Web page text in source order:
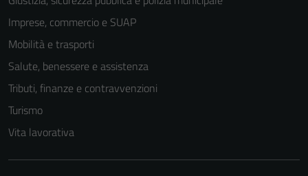
Imprese, commercio e SUAP
Mobilità e trasporti
Salute, benessere e assistenza
Tributi, finanze e contravvenzioni
Turismo
Vita lavorativa